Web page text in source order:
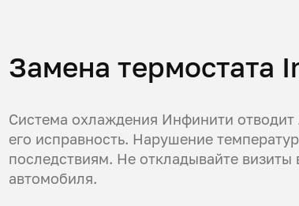
Замена термостата
Система охлаждения Инфинити
его исправность. Нарушение
последствиям. Не откладывайте визиты
автомобиля.